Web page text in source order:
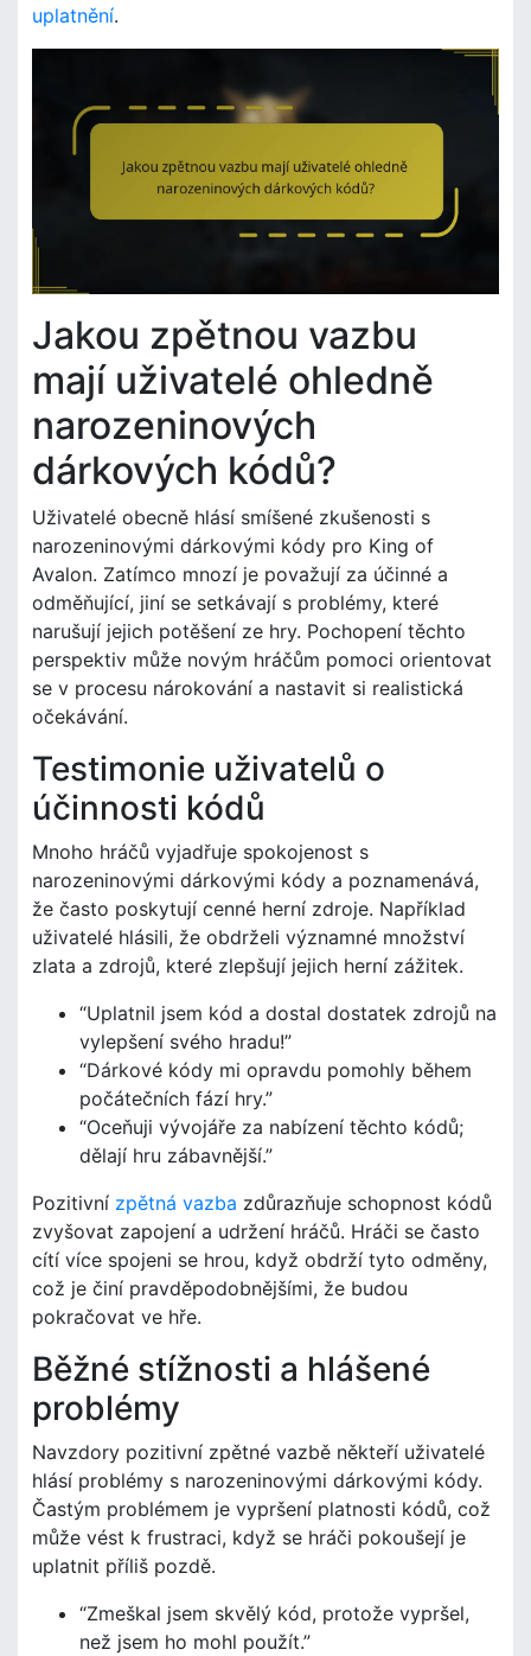
uplatnění.
Jakou zpětnou vazbu
mají uživatelé ohledně
narozeninových
dárkových kódů?
Uživatelé obecně hlásí smíšené zkušenosti s
narozeninovými dárkovými kódy pro King of
Avalon. Zatímco mnozí je považují za účinné a
odměňující, jiní se setkávají s problémy, které
narušují jejich potěšení ze hry. Pochopení těchto
perspektiv může novým hráčům pomoci orientovat
se v procesu nárokování a nastavit si realistická
očekávání.
Testimonie uživatelů o
účinnosti kódů
Mnoho hráčů vyjadřuje spokojenost s
narozeninovými dárkovými kódy a poznamenává,
že často poskytují cenné herní zdroje. Například
uživatelé hlásili, že obdrželi významné množství
zlata a zdrojů, které zlepšují jejich herní zážitek.
“Uplatnil jsem kód a dostal dostatek zdrojů na
vylepšení svého hradu!”
“Dárkové kódy mi opravdu pomohly během
počátečních fází hry.”
“Oceňuji vývojáře za nabízení těchto kódů;
dělají hru zábavnější.”
Pozitivní zpětná vazba zdůrazňuje schopnost kódů
zvyšovat zapojení a udržení hráčů. Hráči se často
cítí více spojeni se hrou, když obdrží tyto odměny,
což je činí pravděpodobnějšími, že budou
pokračovat ve hře.
Běžné stížnosti a hlášené
problémy
Navzdory pozitivní zpětné vazbě někteří uživatelé
hlásí problémy s narozeninovými dárkovými kódy.
Častým problémem je vypršení platnosti kódů, což
může vést k frustraci, když se hráči pokoušejí je
uplatnit příliš pozdě.
“Zmeškal jsem skvělý kód, protože vypršel,
než jsem ho mohl použít.”